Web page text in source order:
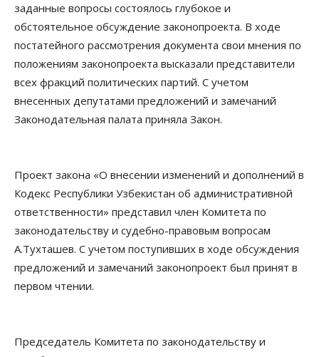
заданные вопросы состоялось глубокое и
обстоятельное обсуждение законопроекта. В ходе
постатейного рассмотрения документа свои мнения по
положениям законопроекта высказали представители
всех фракций политических партий. С учетом
внесенных депутатами предложений и замечаний
Законодательная палата приняла Закон.
Проект закона «О внесении изменений и дополнений в
Кодекс Республики Узбекистан об административной
ответственности» представил член Комитета по
законодательству и судебно-правовым вопросам
А.Тухташев. С учетом поступивших в ходе обсуждения
предложений и замечаний законопроект был принят в
первом чтении.
Председатель Комитета по законодательству и